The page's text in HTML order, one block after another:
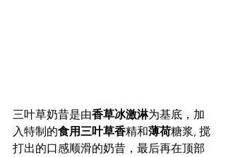
三叶草奶昔是由香草冰激淋为基底，加
入特制的食用三叶草香精和薄荷糖浆, 搅
打出的口感顺滑的奶昔，最后再在顶部